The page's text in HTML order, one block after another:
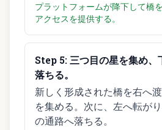
プラットフォームが降下して橋
アクセスを提供する。
Step 5: 三つ目の星を集め、
落ちる。
新しく形成された橋を右へ
を集める。次に、左へ転が
の通路へ落ちる。